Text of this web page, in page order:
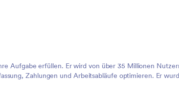
Aufgabe erfüllen. Er wird von über 35 Millionen
Zahlungen und Arbeitsabläufe optimieren. Er